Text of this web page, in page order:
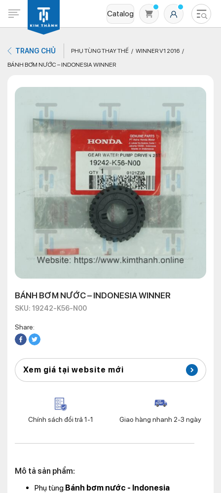
Catalog
Không có sản phẩm nào trong giỏ hàng
TRANG CHỦ PHỤ TÙNG THAY THẾ
WINNER V1 2016
BÁNH BƠM NƯỚC – INDONESIA WINNER
BÁNH BƠM NƯỚC – INDONESIA WINNER
SKU: 19242-K56-N00
Share:
Xem giá tại website mới
Chính sách đổi trả 1-1 Giao hàng nhanh 2-3 ngày
Mô tả sản phẩm:
Phụ tùng Bánh bơm nước - Indonesia